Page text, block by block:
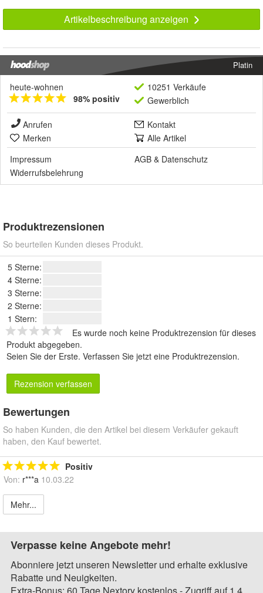
Artikelbeschreibung anzeigen
Platin
heute-wohnen
98% positiv
10251 Verkäufe
Gewerblich
Anrufen
Kontakt
Merken
Alle Artikel
Impressum
AGB & Datenschutz
Widerrufsbelehrung
Produktrezensionen
So beurteilen Kunden dieses Produkt.
5 Sterne:
4 Sterne:
3 Sterne:
2 Sterne:
1 Stern:
Es wurde noch keine Produktrezension für dieses
Produkt abgegeben.
Seien Sie der Erste. Verfassen Sie jetzt eine Produktrezension.
Rezension verfassen
Bewertungen
So haben Kunden, die den Artikel bei diesem Verkäufer gekauft
haben, den Kauf bewertet.
Positiv
Von: r***a 10.03.22
Mehr...
Verpasse keine Angebote mehr!
Abonniere jetzt unseren Newsletter und erhalte exklusive
Rabatte und Neuigkeiten.